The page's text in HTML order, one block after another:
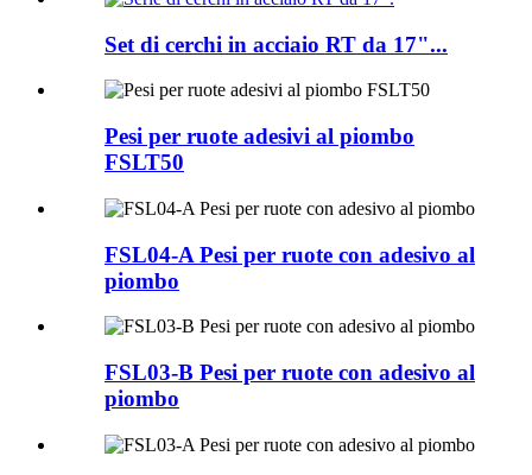
Set di cerchi in acciaio RT da 17"...
Pesi per ruote adesivi al piombo
FSLT50
FSL04-A Pesi per ruote con adesivo al
piombo
FSL03-B Pesi per ruote con adesivo al
piombo